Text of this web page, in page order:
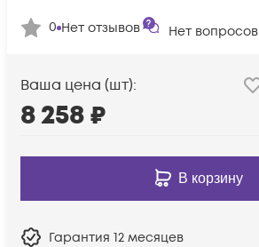
0 Нет отзывов Нет вопросов
Ваша цена (шт):
8 258₽
В корзину
Гарантия 12 месяцев